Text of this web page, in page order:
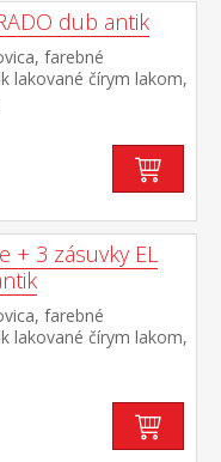
dub antik
farebné
lakované čírym lakom,
tri police, jedna
súčasť zostavy
+ 3 zásuvky EL
farebné
lakované čírym lakom,
1 dvierka, 1 polica, 3
EL DORADO